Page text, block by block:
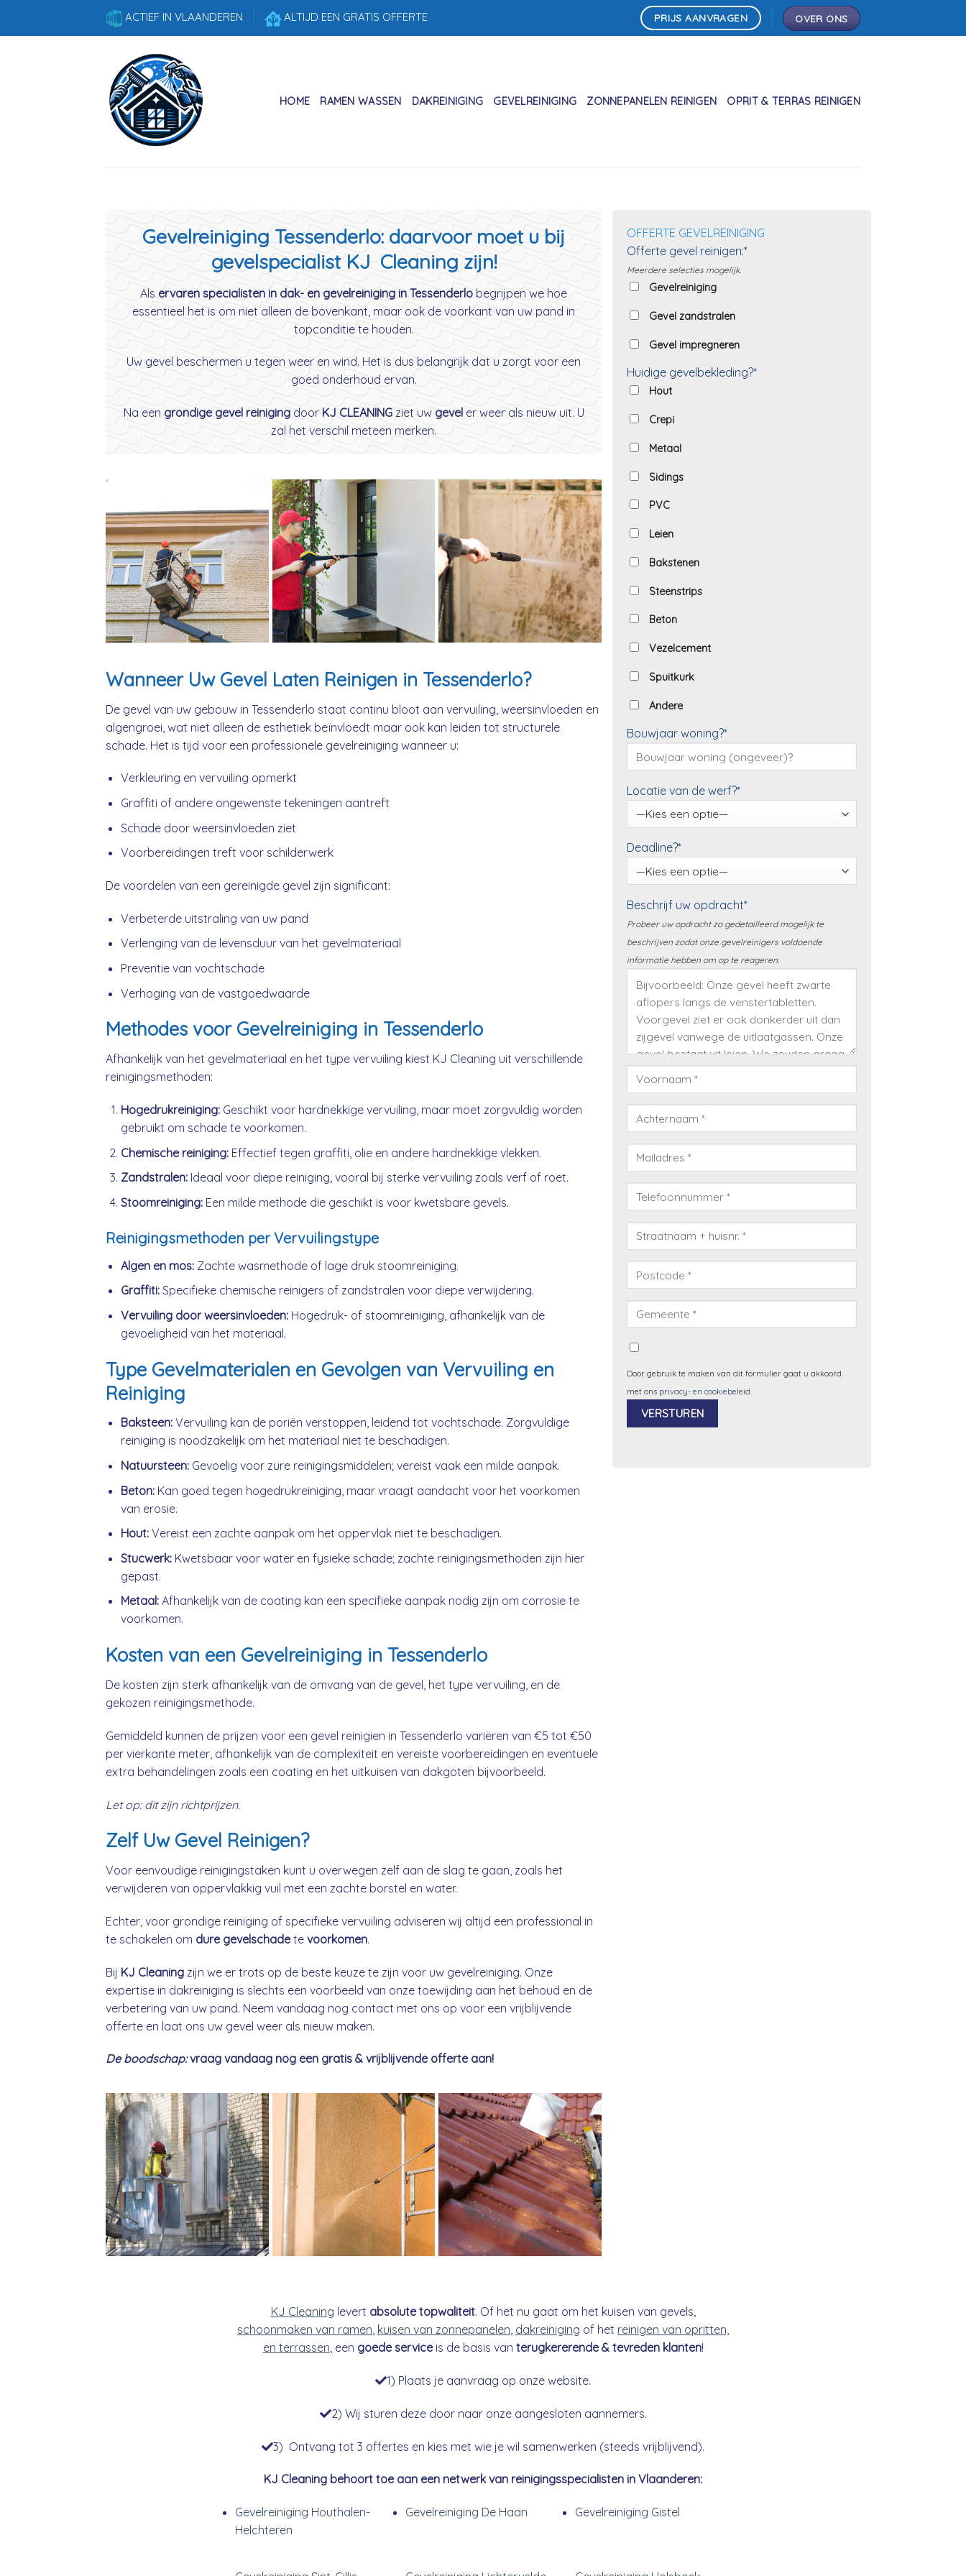
ACTIEF IN VLAANDEREN ALTIJD EEN GRATIS OFFERTE PRIJS AANVRAGEN OVER ONS
HOME RAMEN WASSEN DAKREINIGING GEVELREINIGING ZONNEPANELEN REINIGEN OPRIT & TERRAS REINIGEN
Gevelreiniging Tessenderlo: daarvoor moet u bij
gevelspecialist KJ Cleaning zijn!
Als ervaren specialisten in dak- en gevelreiniging in Tessenderlo begrijpen we hoe
essentieel het is om niet alleen de bovenkant, maar ook de voorkant van uw pand in
topconditie te houden.
Uw gevel beschermen u tegen weer en wind. Het is dus belangrijk dat u zorgt voor een
goed onderhoud ervan.
Na een grondige gevel reinigingdoorKJ CLEANINGziet uw geveler weer als nieuw uit. U
zal het verschil meteen merken.
Wanneer Uw Gevel Laten Reinigen in Tessenderlo?
De gevel van uw gebouw in Tessenderlo staat continu bloot aan vervuiling, weersinvloeden en
algengroei, wat niet alleen de esthetiek beïnvloedt maar ook kan leiden tot structurele
schade. Het is tijd voor een professionele gevelreiniging wanneer u:
Verkleuring en vervuiling opmerkt
Graffiti of andere ongewenste tekeningen aantreft
Schade door weersinvloeden ziet
Voorbereidingen treft voor schilderwerk
De voordelen van een gereinigde gevel zijn significant:
Verbeterde uitstraling van uw pand
Verlenging van de levensduur van het gevelmateriaal
Preventie van vochtschade
Verhoging van de vastgoedwaarde
Methodes voor Gevelreiniging in Tessenderlo
Afhankelijk van het gevelmateriaal en het type vervuiling kiest KJ Cleaning uit verschillende
reinigingsmethoden:
Hogedrukreiniging:Geschikt voor hardnekkige vervuiling, maar moet zorgvuldig worden
gebruikt om schade te voorkomen.
Chemische reiniging:Effectief tegen graffiti, olie en andere hardnekkige vlekken.
Zandstralen:Ideaal voor diepe reiniging, vooral bij sterke vervuiling zoals verf of roet.
Stoomreiniging:Een milde methode die geschikt is voor kwetsbare gevels.
Reinigingsmethoden per Vervuilingstype
Algen en mos:Zachte wasmethode of lage druk stoomreiniging.
Graffiti:Specifieke chemische reinigers of zandstralen voor diepe verwijdering.
Vervuiling door weersinvloeden:Hogedruk- of stoomreiniging, afhankelijk van de
gevoeligheid van het materiaal.
Type Gevelmaterialen en Gevolgen van Vervuiling en
Reiniging
Baksteen:Vervuiling kan de poriën verstoppen, leidend tot vochtschade. Zorgvuldige
reiniging is noodzakelijk om het materiaal niet te beschadigen.
Natuursteen:Gevoelig voor zure reinigingsmiddelen; vereist vaak een milde aanpak.
Beton:Kan goed tegen hogedrukreiniging, maar vraagt aandacht voor het voorkomen
van erosie.
Hout:Vereist een zachte aanpak om het oppervlak niet te beschadigen.
Stucwerk:Kwetsbaar voor water en fysieke schade; zachte reinigingsmethoden zijn hier
gepast.
Metaal:Afhankelijk van de coating kan een specifieke aanpak nodig zijn om corrosie te
voorkomen.
Kosten van een Gevelreiniging in Tessenderlo
De kosten zijn sterk afhankelijk van de omvang van de gevel, het type vervuiling, en de
gekozen reinigingsmethode.
Gemiddeld kunnen de prijzen voor een gevel reinigien in Tessenderlo variëren van €5 tot €50
per vierkante meter, afhankelijk van de complexiteit en vereiste voorbereidingen en eventuele
extra behandelingen zoals een coating en het uitkuisen van dakgoten bijvoorbeeld.
Let op: dit zijn richtprijzen.
Zelf Uw Gevel Reinigen?
Voor eenvoudige reinigingstaken kunt u overwegen zelf aan de slag te gaan, zoals het
verwijderen van oppervlakkig vuil met een zachte borstel en water.
Echter, voor grondige reiniging of specifieke vervuiling adviseren wij altijd een professional in
te schakelen om dure gevelschadete voorkomen.
Bij KJ Cleaning zijn we er trots op de beste keuze te zijn voor uw gevelreiniging. Onze
expertise in dakreiniging is slechts een voorbeeld van onze toewijding aan het behoud en de
verbetering van uw pand. Neem vandaag nog contact met ons op voor een vrijblijvende
offerte en laat ons uw gevel weer als nieuw maken.
De boodschap:vraag vandaag nog een gratis & vrijblijvende offerte aan!
OFFERTE GEVELREINIGING
Offerte gevel reinigen:*
Meerdere selecties mogelijk.
Gevelreiniging
Gevel zandstralen
Gevel impregneren
Huidige gevelbekleding?*
Hout
Crepi
Metaal
Sidings
PVC
Leien
Bakstenen
Steenstrips
Beton
Vezelcement
Spuitkurk
Andere
Bouwjaar woning?*
Locatie van de werf?*
Deadline?*
Beschrijf uw opdracht*
Probeer uw opdracht zo gedetailleerd mogelijk te
beschrijven zodat onze gevelreinigers voldoende
informatie hebben om op te reageren.
Door gebruik te maken van dit formulier gaat u akkoord
met ons privacy- en cookiebeleid.
KJ Cleaning levert absolute topwaliteit. Of het nu gaat om het kuisen van gevels,
schoonmaken van ramen, kuisen van zonnepanelen, dakreiniging of het reinigen van opritten,
en terrassen, een goede serviceis de basis van terugkererende & tevreden klanten!
1) Plaats je aanvraag op onze website.
2) Wij sturen deze door naar onze aangesloten aannemers.
3) Ontvang tot 3 offertes en kies met wie je wil samenwerken (steeds vrijblijvend).
KJ Cleaning behoort toe aan een netwerk van reinigingsspecialisten in Vlaanderen:
Gevelreiniging Houthalen-
Helchteren
Gevelreiniging De Haan Gevelreiniging Gistel